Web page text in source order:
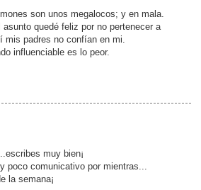
son unos megalocos; y en mala.
quedé feliz por no pertenecer a
mis padres no confían en mi.
influenciable es lo peor.
muy bien¡
poco comunicativo por mientras...
la semana¡